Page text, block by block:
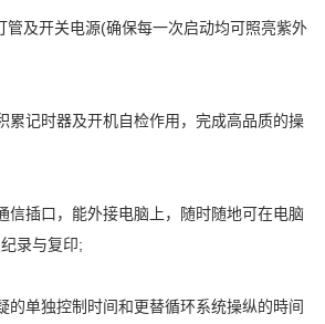
及开关电源(确保每一次启动均可照亮紫外
记时器及开机自检作用，完成高品质的操
插口，能外接电脑上，随时随地可在电脑
录与复印;
单独控制时间和更替循环系统操纵的時间